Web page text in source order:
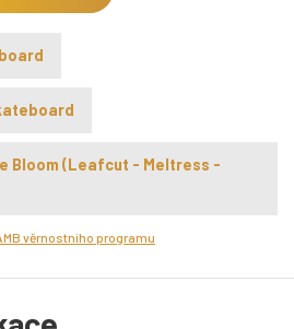
Bloom (Leafcut - Meltress -
věrnostního programu